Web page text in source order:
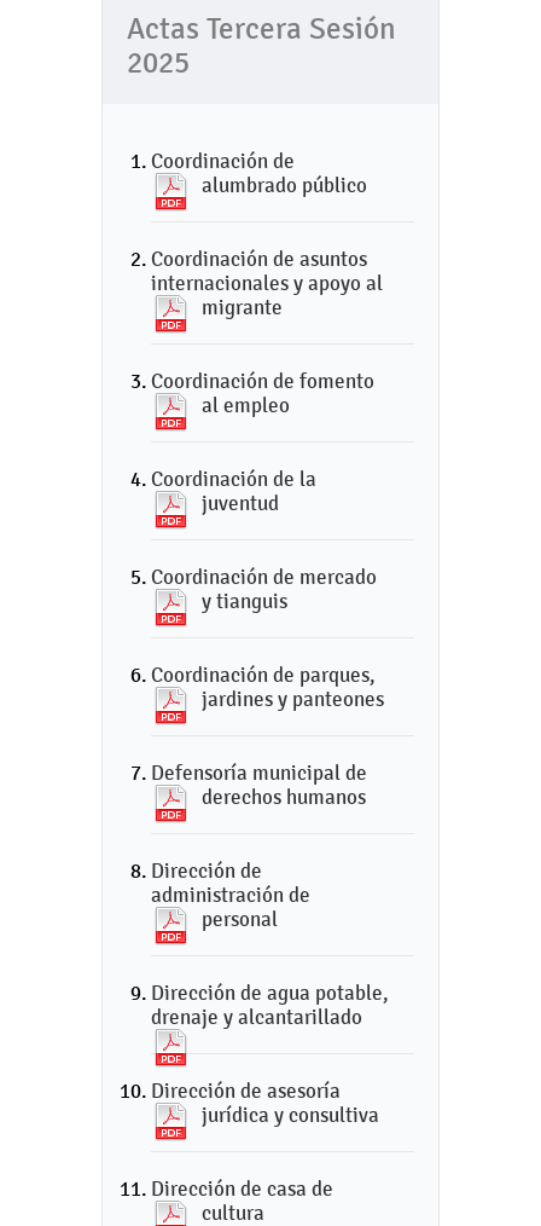
Actas Tercera Sesión
2025
Coordinación de
alumbrado público
Coordinación de asuntos
internacionales y apoyo al
migrante
Coordinación de fomento
al empleo
Coordinación de la
juventud
Coordinación de mercado
y tianguis
Coordinación de parques,
jardines y panteones
Defensoría municipal de
derechos humanos
Dirección de
administración de
personal
Dirección de agua potable,
drenaje y alcantarillado
Dirección de asesoría
jurídica y consultiva
Dirección de casa de
cultura